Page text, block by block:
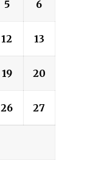
5 6
12 13
19 20
26 27